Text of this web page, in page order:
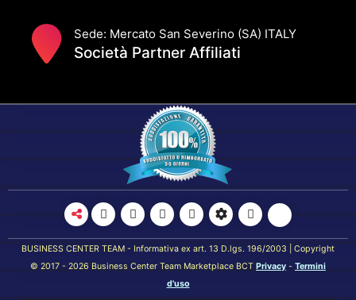
Sede: Mercato San Severino (SA) ITALY
Società Partner Affiliati
BUSINESS CENTER TEAM - Informativa ex art. 13 D.lgs. 196/2003 | Copyright
© 2017 - 2026 Business Center Team Marketplace BCT Privacy - Termini
d'uso